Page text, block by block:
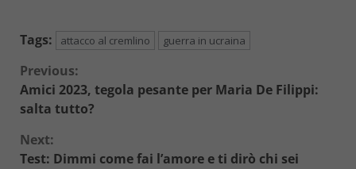
Tags: attacco al cremlino guerra in ucraina
Continue
Reading
Previous:
Amici 2023, tegola pesante per Maria De Filippi:
salta tutto?
Next:
Test: Dimmi come fai l’amore e ti dirò chi sei